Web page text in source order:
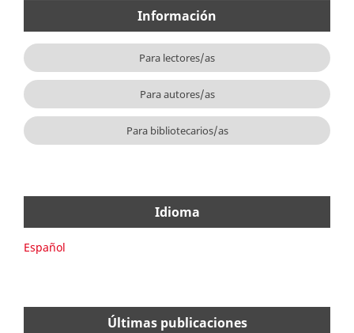
Información
Para lectores/as
Para autores/as
Para bibliotecarios/as
Idioma
Español
Últimas publicaciones